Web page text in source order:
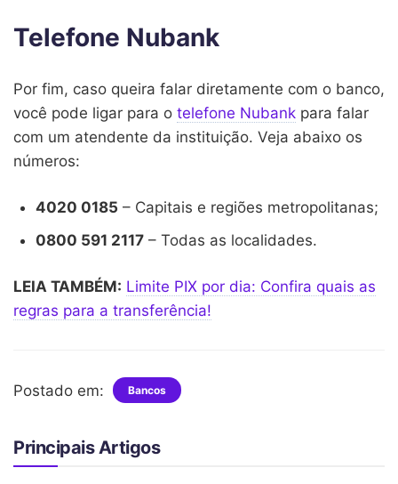
Telefone Nubank
Por fim, caso queira falar diretamente com o banco,
você pode ligar para o telefone Nubank para falar
com um atendente da instituição. Veja abaixo os
números:
4020 0185 – Capitais e regiões metropolitanas;
0800 591 2117 – Todas as localidades.
LEIA TAMBÉM: Limite PIX por dia: Confira quais as
regras para a transferência!
Postado em: Bancos
Principais Artigos